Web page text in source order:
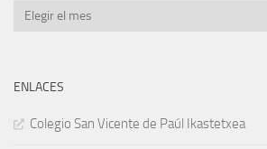
Archivos
ENLACES
Colegio San Vicente de Paúl Ikastetxea